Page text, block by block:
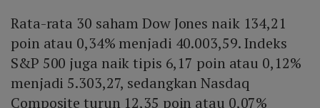
Rata-rata 30 saham Dow Jones naik 134,21
poin atau 0,34% menjadi 40.003,59. Indeks
S&P 500 juga naik tipis 6,17 poin atau 0,12%
menjadi 5.303,27, sedangkan Nasdaq
Composite turun 12,35 poin atau 0,07%